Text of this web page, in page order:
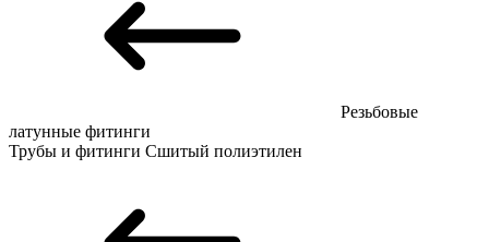
Резьбовые
латунные фитинги
Трубы и фитинги Сшитый полиэтилен